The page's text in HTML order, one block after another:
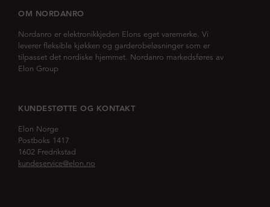
OM NORDANRO
Nordanro er elektronikkjeden Elons eget varemerke. Vi
leverer fleksible kjøkken og garderobeløsninger som er
tilpasset det nordiske hjemmet. Nordanro markedsføres av
Elon Group
KUNDESTØTTE OG KONTAKT
Elon Norge
Postboks 1417
1602 Fredrikstad
kundeservice@elon.no